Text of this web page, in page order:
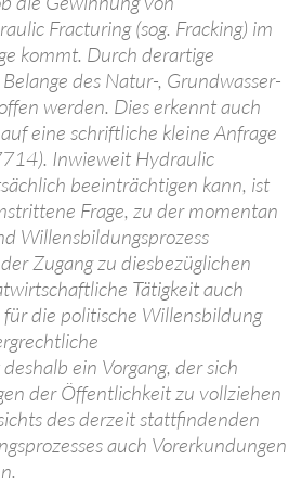
Fracturing (sog. Fracking) im
kommt. Durch derartige
des Natur-, Grundwasser-
werden. Dies erkennt auch
eine schriftliche kleine Anfrage
Inwieweit Hydraulic
beeinträchtigen kann, ist
Frage, zu der momentan
Willensbildungsprozess
Zugang zu diesbezüglichen
Tätigkeit auch
die politische Willensbildung
ein Vorgang, der sich
der Öffentlichkeit zu vollziehen
des derzeit stattfindenden
auch Vorerkundungen